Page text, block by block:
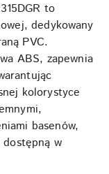
to
dedykowany
PVC.
ABS, zapewnia
kolorystyce
basenów,
dostępną w